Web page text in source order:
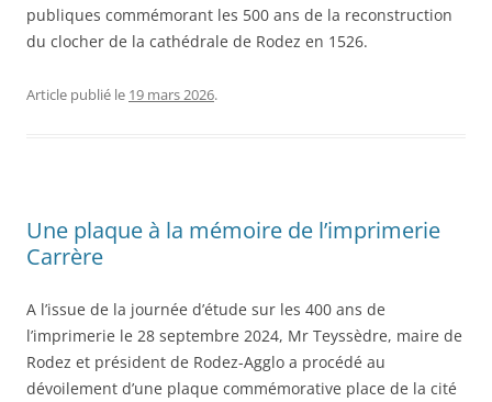
publiques commémorant les 500 ans de la reconstruction
du clocher de la cathédrale de Rodez en 1526.
Article publié le 19 mars 2026.
Une plaque à la mémoire de l’imprimerie
Carrère
A l’issue de la journée d’étude sur les 400 ans de
l’imprimerie le 28 septembre 2024, Mr Teyssèdre, maire de
Rodez et président de Rodez-Agglo a procédé au
dévoilement d’une plaque commémorative place de la cité